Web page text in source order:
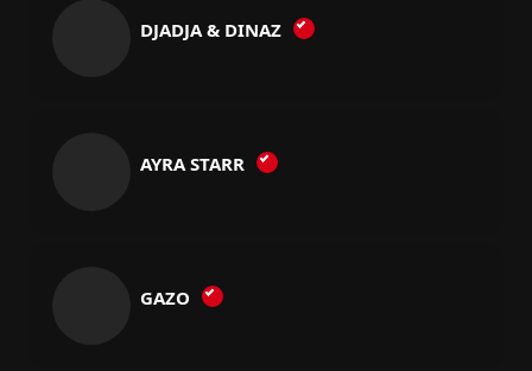
DJADJA & DINAZ
AYRA STARR
GAZO